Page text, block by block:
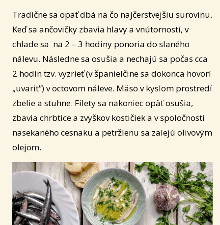
Tradične sa opäť dbá na čo najčerstvejšiu surovinu.
Keď sa ančovičky zbavia hlavy a vnútorností, v
chlade sa na 2 – 3 hodiny ponoria do slaného
nálevu. Následne sa osušia a nechajú sa počas cca
2 hodín tzv. vyzrieť (v španielčine sa dokonca hovorí
„uvariť“) v octovom náleve. Mäso v kyslom prostredí
zbelie a stuhne. Filety sa nakoniec opäť osušia,
zbavia chrbtice a zvyškov kostičiek a v spoločnosti
nasekaného cesnaku a petržlenu sa zalejú olivovým
olejom.